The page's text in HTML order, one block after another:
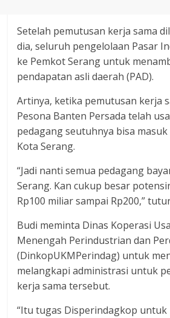
Setelah pemutusan kerja sama
dia, seluruh pengelolaan Pasar
ke Pemkot Serang untuk
pendapatan asli daerah (PAD).
Artinya, ketika pemutusan kerja
Pesona Banten Persada telah
pedagang seutuhnya bisa
Kota Serang.
“Jadi nanti semua pedagang
Serang. Kan cukup besar
Rp100 miliar sampai Rp200,”
Budi meminta Dinas Koperasi
Menengah Perindustrian dan
(DinkopUKMPerindag) untuk
melangkapi administrasi untuk
kerja sama tersebut.
“Itu tugas Disperindagkop